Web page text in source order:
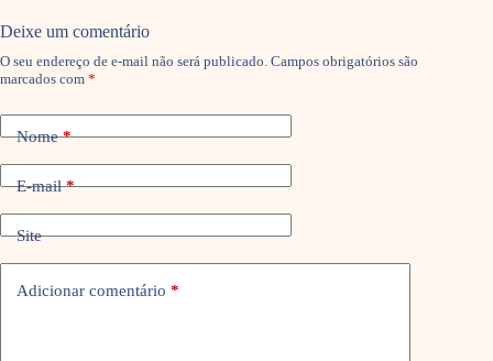
Deixe um comentário
O seu endereço de e-mail não será publicado. Campos obrigatórios são
marcados com *
Nome*
E-mail*
Site
Adicionar comentário *